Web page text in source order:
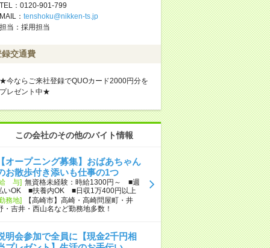
：0120-901-799
： tenshoku@nikken-ts.jp
当：採用担当
交通費
今ならご来社登録でQUOカード2000円分を
レゼント中★
この会社のその他のバイト情報
オープニング募集】おばあちゃん
お散歩付き添いも仕事の1つ
与] 無資格未経験：時給1300円～ ■週
いOK ■扶養内OK ■日収1万400円以上
務地]
【高崎市】高崎・高崎問屋町・井
・吉井・西山名など勤務地多数！
明会参加で全員に【現金2千円相